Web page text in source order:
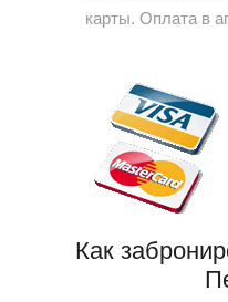
карты. Оплата в
Как